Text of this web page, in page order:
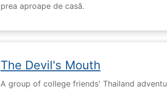
prea aproape de casă.
The Devil's Mouth
A group of college friends' Thailand